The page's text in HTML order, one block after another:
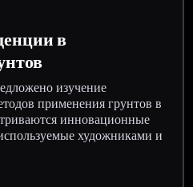
в
изучение
применения грунтов в
инновационные
художниками и